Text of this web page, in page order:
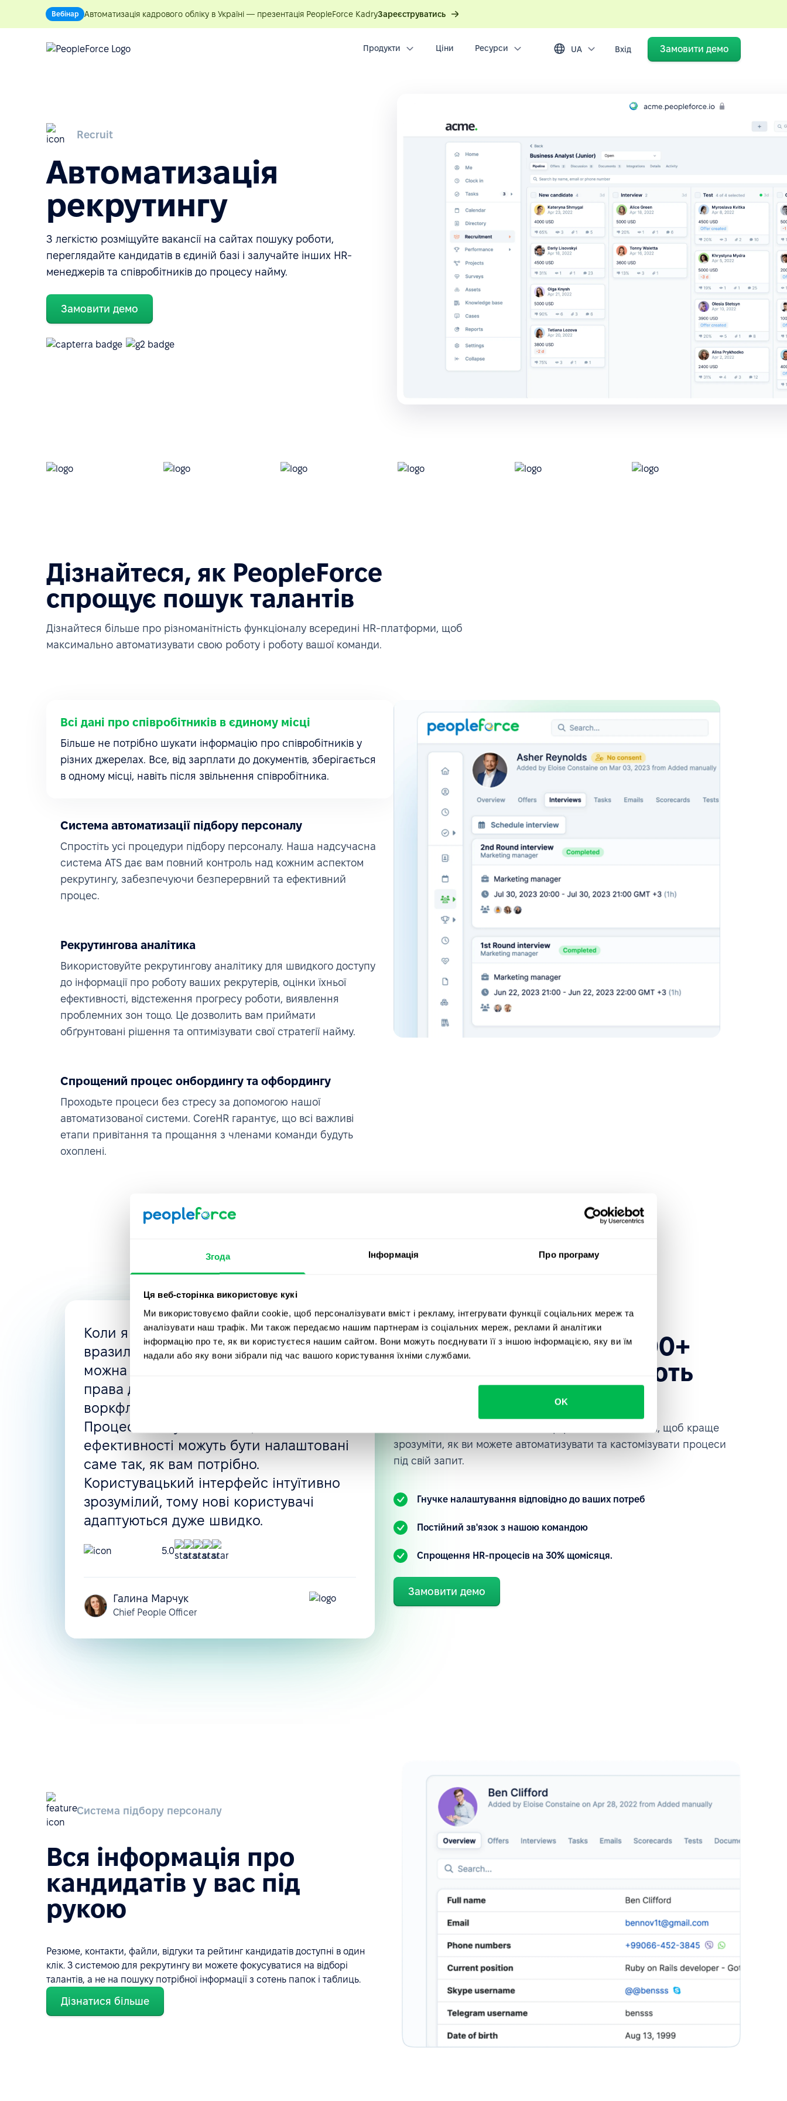
Згода Інформація Про програму
Ця веб-сторінка використовує кукі
Ми використовуємо файли cookie, щоб персоналізувати вміст і рекламу, інтегрувати функції соціальних мереж та
аналізувати наш трафік. Ми також передаємо нашим партнерам із соціальних мереж, реклами й аналітики
інформацію про те, як ви користуєтеся нашим сайтом. Вони можуть поєднувати її з іншою інформацією, яку ви їм
надали або яку вони зібрали під час вашого користування їхніми службами.
OK
Вебінар Автоматизація кадрового обліку в Україні — презентація PeopleForce KadryЗареєструватись
Продукти Ціни Ресурси UA Вхід Замовити демо
Recruit
Автоматизація
рекрутингу
З легкістю розміщуйте вакансії на сайтах пошуку роботи,
переглядайте кандидатів в єдиній базі і залучайте інших HR-
менеджерів та співробітників до процесу найму.
Замовити демо
Дізнайтеся, як PeopleForce
спрощує пошук талантів
Дізнайтеся більше про різноманітність функціоналу всередині HR-платформи, щоб
максимально автоматизувати свою роботу і роботу вашої команди.
Всі дані про співробітників в єдиному місці
Більше не потрібно шукати інформацію про співробітників у
різних джерелах. Все, від зарплати до документів, зберігається
в одному місці, навіть після звільнення співробітника.
Система автоматизації підбору персоналу
Спростіть усі процедури підбору персоналу. Наша надсучасна
система ATS дає вам повний контроль над кожним аспектом
рекрутингу, забезпечуючи безперервний та ефективний
процес.
Рекрутингова аналітика
Використовуйте рекрутингову аналітику для швидкого доступу
до інформації про роботу ваших рекрутерів, оцінки їхньої
ефективності, відстеження прогресу роботи, виявлення
проблемних зон тощо. Це дозволить вам приймати
обґрунтовані рішення та оптимізувати свої стратегії найму.
Спрощений процес онбордингу та офбордингу
Проходьте процеси без стресу за допомогою нашої
автоматизованої системи. CoreHR гарантує, що всі важливі
етапи привітання та прощання з членами команди будуть
охоплені.
Коли я шукала нову HRMS, мене
вразила гнучкість PeopleForce, в якій
можна створити все, що потрібно:
права доступу, автоматизовані
воркфлоу, політики відсутностей, тощо.
Процес найму і навіть оцінка
ефективності можуть бути налаштовані
саме так, як вам потрібно.
Користувацький інтерфейс інтуїтивно
зрозумілий, тому нові користувачі
адаптуються дуже швидко.
5.0
Галина Марчук
Chief People Officer
Приєднуйтесь до 1600+
компаній, які довіряють
Ознайомтеся з нашою HR-платформою на власні очі, щоб краще
зрозуміти, як ви можете автоматизувати та кастомізувати процеси
під свій запит.
Гнучке налаштування відповідно до ваших потреб
Постійний зв'язок з нашою командою
Спрощення HR-процесів на 30% щомісяця.
Замовити демо
Система підбору персоналу
Вся інформація про
кандидатів у вас під
рукою
Резюме, контакти, файли, відгуки та рейтинг кандидатів доступні в один
клік. З системою для рекрутингу ви можете фокусуватися на відборі
талантів, а не на пошуку потрібної інформації з сотень папок і таблиць.
Дізнатися більше